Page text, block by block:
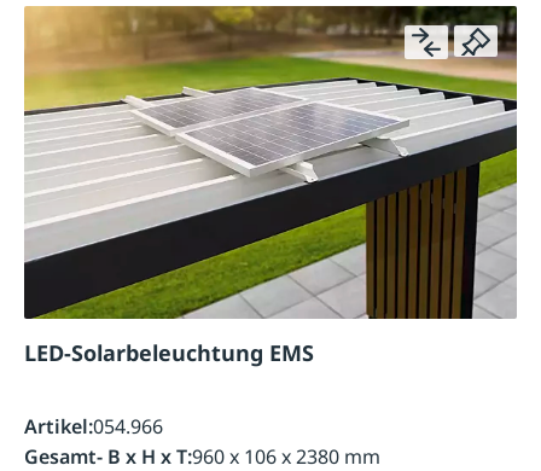
LED-Solarbeleuchtung EMS
Artikel:054.966
Gesamt- B x H x T:960 x 106 x 2380 mm